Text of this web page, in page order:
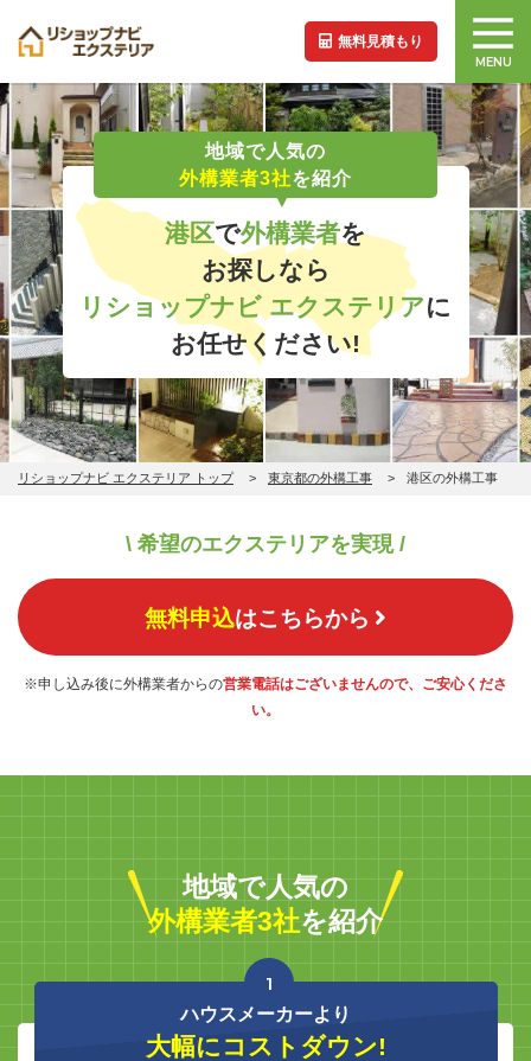
無料見積もり
MENU
地域で人気の
外構業者3社を紹介
港区で外構業者を
お探しなら
リショップナビ エクステリアに
お任せください!
リショップナビ エクステリア トップ 東京都の外構工事 港区の外構工事
\ 希望のエクステリアを実現 /
無料申込はこちらから
※申し込み後に外構業者からの営業電話はございませんので、ご安心くださ
い。
地域で人気の
外構業者3社を紹介
1
ハウスメーカーより
大幅にコストダウン!